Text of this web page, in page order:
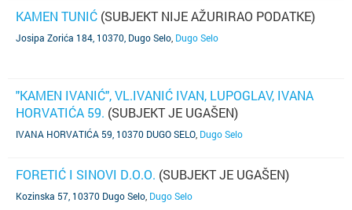
KAMEN TUNIĆ (SUBJEKT NIJE AŽURIRAO PODATKE)
Josipa Zorića 184, 10370, Dugo Selo Dugo Selo
"KAMEN IVANIĆ", VL.IVANIĆ IVAN, LUPOGLAV, IVANA
HORVATIĆA 59. (SUBJEKT JE UGAŠEN)
IVANA HORVATIĆA 59, 10370 DUGO SELO Dugo Selo
FORETIĆ I SINOVI D.O.O. (SUBJEKT JE UGAŠEN)
Kozinska 57, 10370 Dugo Selo Dugo Selo